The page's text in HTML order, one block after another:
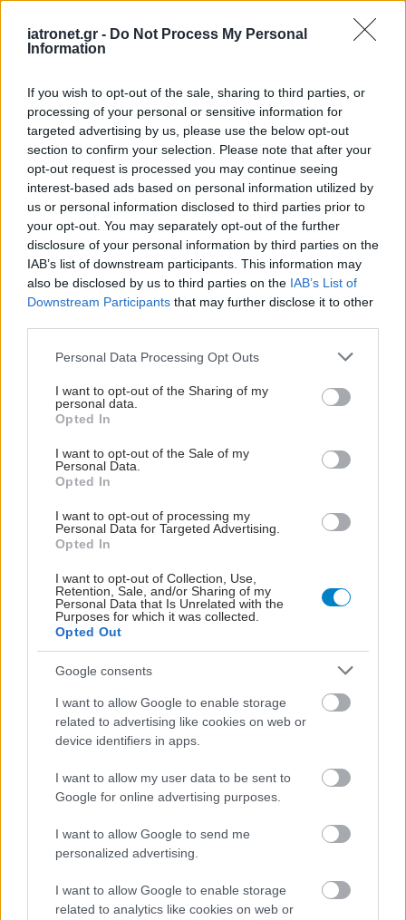
iatronet.gr - Do Not Process My Personal
Information
If you wish to opt-out of the sale, sharing to third parties, or
processing of your personal or sensitive information for
targeted advertising by us, please use the below opt-out
section to confirm your selection. Please note that after your
opt-out request is processed you may continue seeing
interest-based ads based on personal information utilized by
us or personal information disclosed to third parties prior to
your opt-out. You may separately opt-out of the further
disclosure of your personal information by third parties on the
IAB’s list of downstream participants. This information may
also be disclosed by us to third parties on the IAB’s List of
Downstream Participants that may further disclose it to other
Please note that this website/app uses one or more Google
not limited to your visit or usage behaviour. You may click to
grant or deny consent to Google and its third-party tags to
use your data for below specified purposes in below Google
consent section.
Personal Data Processing Opt Outs
I want to opt-out of the Sharing of my
personal data.
Opted In
I want to opt-out of the Sale of my
Personal Data.
Opted In
I want to opt-out of processing my
Personal Data for Targeted Advertising.
Opted In
I want to opt-out of Collection, Use,
Retention, Sale, and/or Sharing of my
Personal Data that Is Unrelated with the
Purposes for which it was collected.
Opted Out
Google consents
I want to allow Google to enable storage
related to advertising like cookies on web or
device identifiers in apps.
I want to allow my user data to be sent to
Google for online advertising purposes.
I want to allow Google to send me
personalized advertising.
I want to allow Google to enable storage
related to analytics like cookies on web or
#TAGS
Ακμή,Σπυράκια
Προσθέστε το iatronet.gr στο Discover
shares
ΔΙΑΒΑΣΤΕ ΑΚΟΜΑ
Ευαισθησία ή ροδόχρους
ακμή;
Καθαρισμός δέρματος
και θεραπεία για πιο
μεταμορφώνει την
επιδερμίδα σας
μαύρα στίγματα: Τα
βήματα για ορατή